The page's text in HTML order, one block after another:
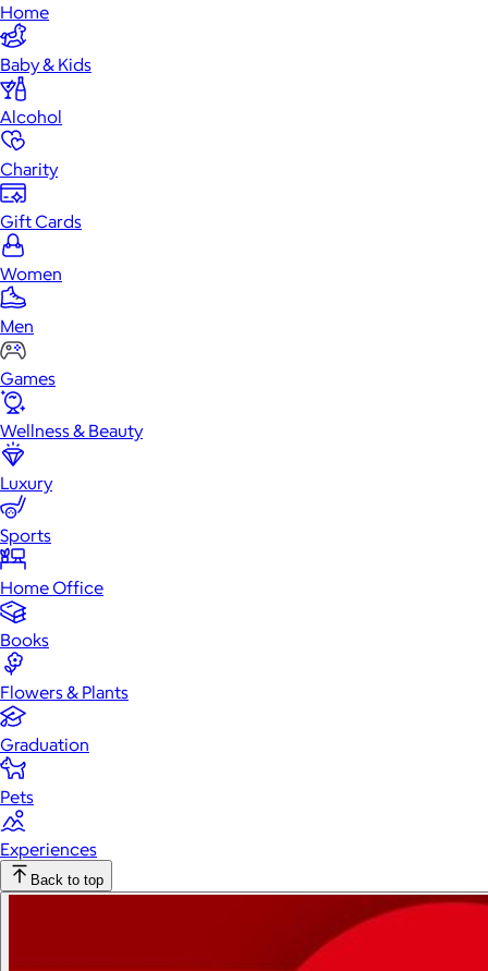
Home
Baby & Kids
Alcohol
Charity
Gift Cards
Women
Men
Games
Wellness & Beauty
Luxury
Sports
Home Office
Books
Flowers & Plants
Graduation
Pets
Experiences
Back to top